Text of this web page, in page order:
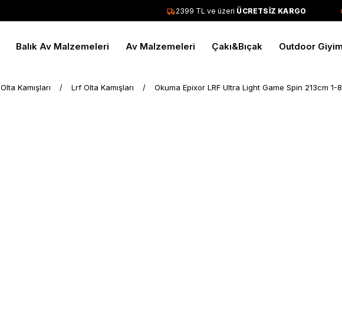
2399 TL ve üzeriÜCRETSİZ KARGO
Balık Av Malzemeleri Av Malzemeleri Çakı&Bıçak Outdoor
Olta Kamışları Lrf Olta Kamışları Okuma Epixor LRF Ultra Light Game Spin 213cm 1-